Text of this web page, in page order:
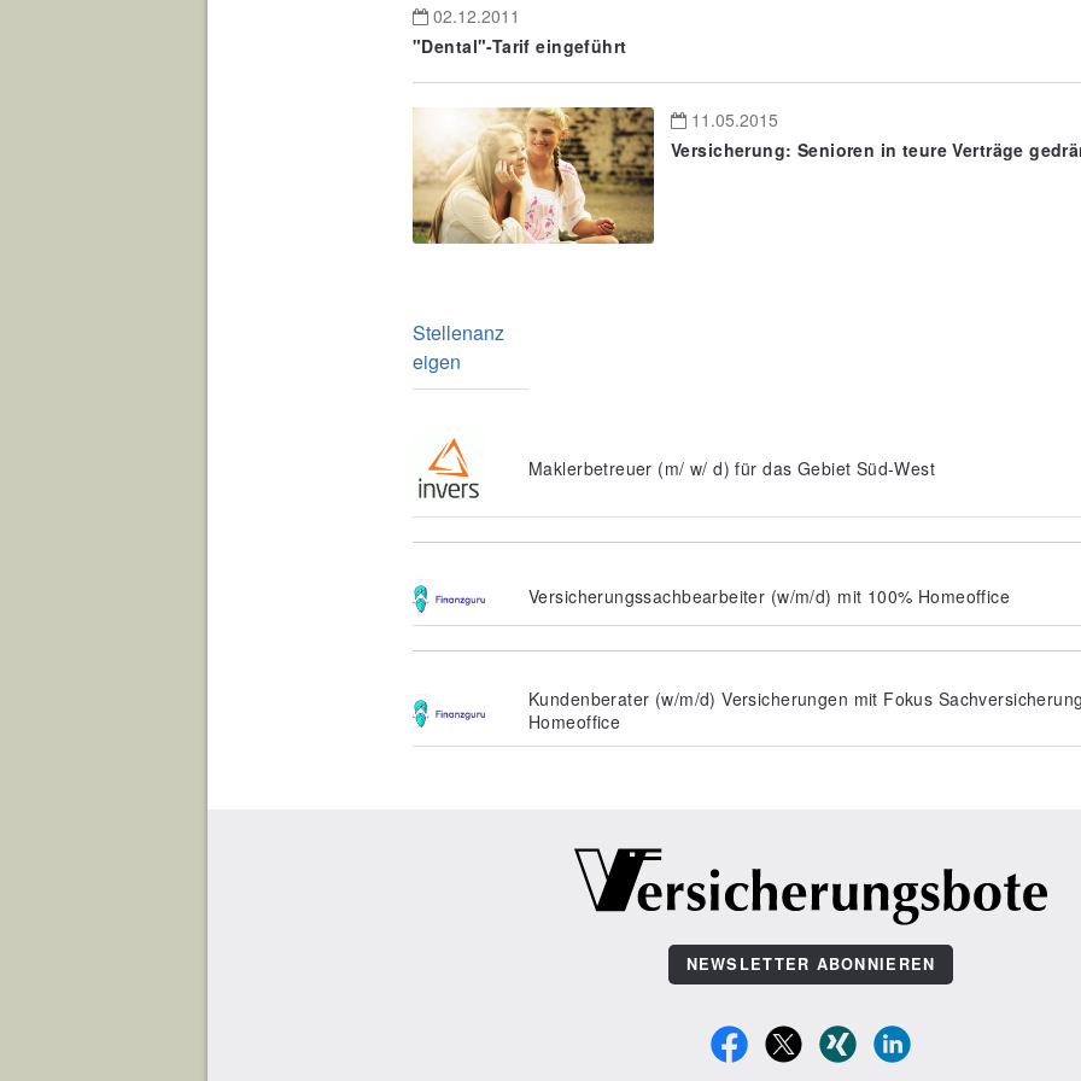
02.12.2011
"Dental"-Tarif eingeführt
11.05.2015
Versicherung: Senioren in teure Verträge
Stellenanz
eigen
Maklerbetreuer (m/ w/ d) für das Gebiet Süd-West
Versicherungssachbearbeiter (w/m/d) mit 100% Homeoffice
Kundenberater (w/m/d) Versicherungen mit Fokus
Homeoffice
NEWSLETTER ABONNIEREN